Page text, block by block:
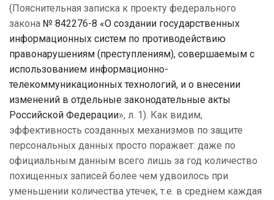
(Пояснительная записка к проекту федерального
закона № 842276-8 «О создании государственных
информационных систем по противодействию
правонарушениям (преступлениям), совершаемым с
использованием информационно-
телекоммуникационных технологий, и о внесении
изменений в отдельные законодательные акты
Российской Федерации», л. 1). Как видим,
эффективность созданных механизмов по защите
персональных данных просто поражает: даже по
официальным данным всего лишь за год количество
похищенных записей более чем удвоилось при
уменьшении количества утечек, т.е. в среднем каждая